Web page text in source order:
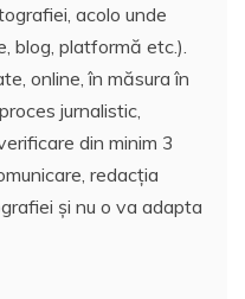
acolo unde
blog, platformă etc.).
online, în măsura în
jurnalistic,
din minim 3
redacția
și nu o va adapta